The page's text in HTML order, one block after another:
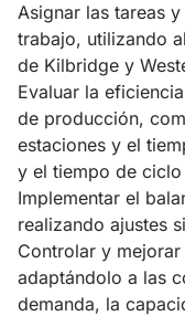
Asignar las tareas
trabajo, utilizando
de Kilbridge y
Evaluar la
de producción,
estaciones y el
y el tiempo de
Implementar el
realizando ajustes
Controlar y
adaptándolo a las
demanda, la